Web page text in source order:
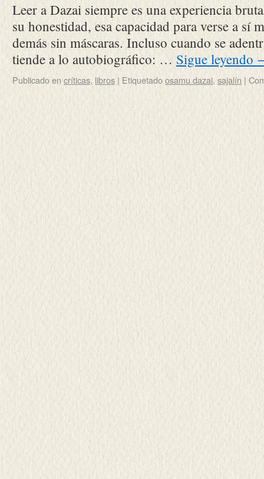
Leer a Dazai siempre es una experiencia
su honestidad, esa capacidad para verse a sí
demás sin máscaras. Incluso cuando se
tiende a lo autobiográfico: … Sigue leyendo
Publicado en críticas, libros | Etiquetadoosamu dazai, sajalín |